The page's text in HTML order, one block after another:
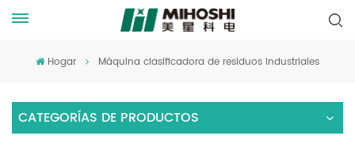
Hogar Máquina clasificadora de residuos industriales
CATEGORÍAS DE PRODUCTOS